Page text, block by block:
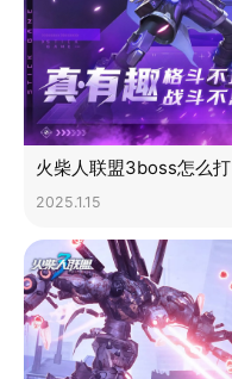
火柴人联盟3boss怎么打
2025.1.15